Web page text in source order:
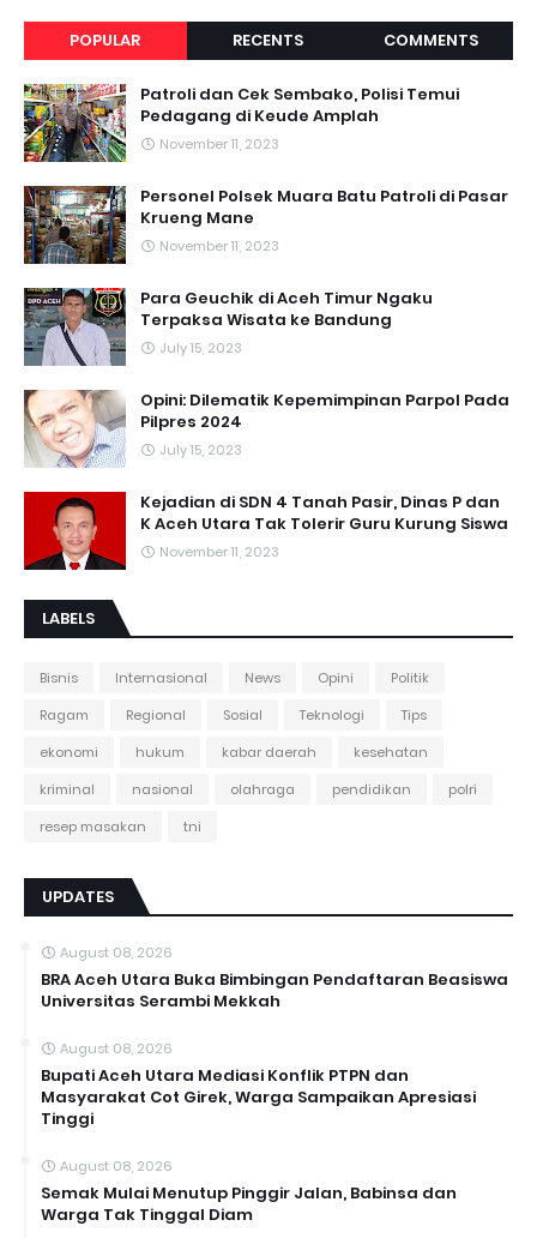
POPULAR RECENTS COMMENTS
Patroli dan Cek Sembako, Polisi Temui
Pedagang di Keude Amplah
November 11, 2023
Personel Polsek Muara Batu Patroli di Pasar
Krueng Mane
November 11, 2023
Para Geuchik di Aceh Timur Ngaku
Terpaksa Wisata ke Bandung
July 15, 2023
Opini: Dilematik Kepemimpinan Parpol Pada
Pilpres 2024
July 15, 2023
Kejadian di SDN 4 Tanah Pasir, Dinas P dan
K Aceh Utara Tak Tolerir Guru Kurung Siswa
November 11, 2023
LABELS
Bisnis Internasional News Opini
Politik
Ragam
Regional Sosial Teknologi
Tips
ekonomi
hukum kabar daerah
kesehatan
kriminal
nasional olahraga pendidikan
polri
resep masakan
tni
UPDATES
August 08, 2026
BRA Aceh Utara Buka Bimbingan Pendaftaran Beasiswa
Universitas Serambi Mekkah
August 08, 2026
Bupati Aceh Utara Mediasi Konflik PTPN dan
Masyarakat Cot Girek, Warga Sampaikan Apresiasi
Tinggi
August 08, 2026
Semak Mulai Menutup Pinggir Jalan, Babinsa dan
Warga Tak Tinggal Diam